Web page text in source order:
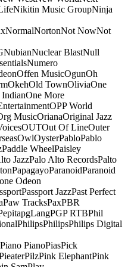
Nikitin Music GroupNinja
NormalNortonNot NowNot
NubianNuclear BlastNull
Numero
Offen MusicOgunOh
OkehOld TownOliviaOne
One More
OPP World
MusicOrianaOriginal Jazz
OUTOut Of LineOuter
OwlOysterPabloPablo
Paddle WheelPaisley
JazzPalo Alto RecordsPalto
PapagayoParanoidParanoid
Odeon
Passport JazzPast Perfect
Paw TracksPaxPBR
pgLangPGP RTBPhil
PhilipsPhilipsPhilips Digital
Piano PianoPiasPick
PilzPink ElephantPink